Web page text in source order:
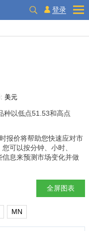
登录
美元
种以低点51.53和高点
报价将帮助您快速应对市
可以按分钟、小时、
息来预测市场变化并做
全屏图表
MN